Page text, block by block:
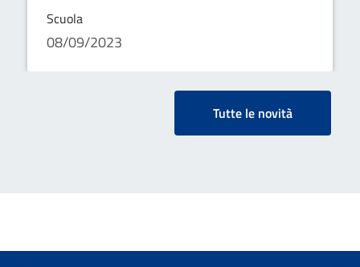
Scuola
08/09/2023
Tutte le novità